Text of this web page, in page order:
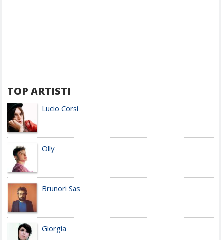
TOP ARTISTI
Lucio Corsi
Olly
Brunori Sas
Giorgia